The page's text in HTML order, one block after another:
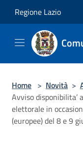
Regione Lazio
Home > Novità >
Avviso
elettorale in
(europee) del 8 e 9